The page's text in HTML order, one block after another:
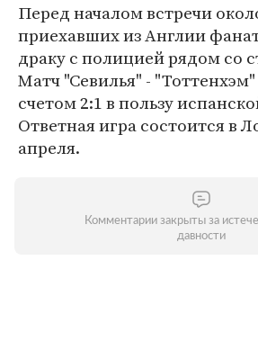
Перед началом встречи
приехавших из Англии
драку с полицией рядом со
Матч "Севилья" - "Тоттенхэм"
счетом 2:1 в пользу
Ответная игра состоится в
апреля.
Комментарии закрыты за
давности